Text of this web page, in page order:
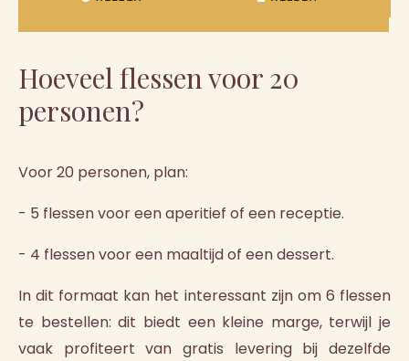
Hoeveel flessen voor 20
personen?
Voor 20 personen, plan:
- 5 flessen voor een aperitief of een receptie.
- 4 flessen voor een maaltijd of een dessert.
In dit formaat kan het interessant zijn om 6 flessen
te bestellen: dit biedt een kleine marge, terwijl je
vaak profiteert van gratis levering bij dezelfde